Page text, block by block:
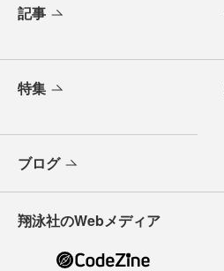
記事
特集
ブログ
翔泳社のWebメディア